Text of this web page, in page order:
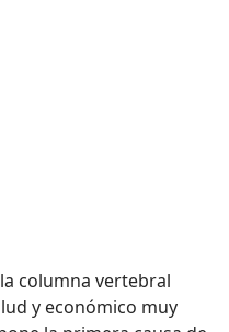
columna vertebral
y económico muy